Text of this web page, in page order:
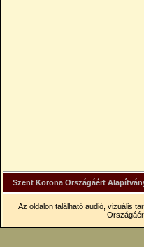
Szent Korona Országáért
Az oldalon található audió, vizuális